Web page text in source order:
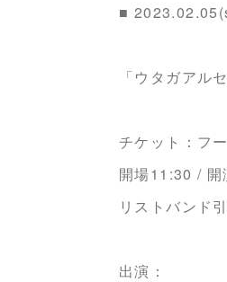
■
「ウタガアル
チケット：フ
開場11:30 / 開
リストバンド
出演：